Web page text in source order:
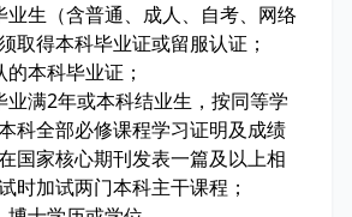
业生（含普通、成人、自考、网络
取得本科毕业证或留服认证；
的本科毕业证；
业满2年或本科结业生，按同等学
科全部必修课程学习证明及成绩
国家核心期刊发表一篇及以上相
时加试两门本科主干课程；